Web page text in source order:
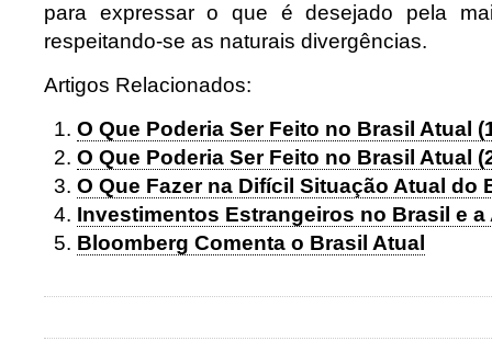
para expressar o que é desejado pela
respeitando-se as naturais divergências.
Artigos Relacionados:
O Que Poderia Ser Feito no Brasil Atual
O Que Poderia Ser Feito no Brasil Atual
O Que Fazer na Difícil Situação Atual do
Investimentos Estrangeiros no Brasil e a
Bloomberg Comenta o Brasil Atual